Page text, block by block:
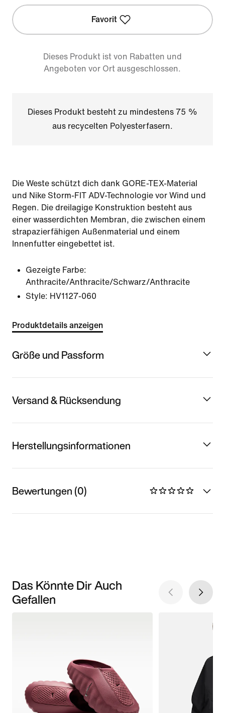
Favorit
Dieses Produkt ist von Rabatten und
Angeboten vor Ort ausgeschlossen.
Dieses Produkt besteht zu mindestens 75 %
aus recycelten Polyesterfasern.
Die Weste schützt dich dank GORE-TEX-Material
und Nike Storm-FIT ADV-Technologie vor Wind und
Regen. Die dreilagige Konstruktion besteht aus
einer wasserdichten Membran, die zwischen einem
strapazierfähigen Außenmaterial und einem
Innenfutter eingebettet ist.
Gezeigte Farbe:
Anthracite/Anthracite/Schwarz/Anthracite
Style: HV1127-060
Produktdetails anzeigen
Größe und Passform
Versand & Rücksendung
Herstellungsinformationen
Bewertungen (0)
Das Könnte Dir Auch
Gefallen